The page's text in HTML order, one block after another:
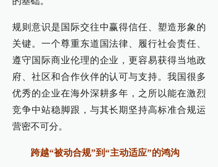
规则意识是国际交往中赢得信任、塑造形象的
关键。一个尊重东道国法律、履行社会责任、
遵守国际商业伦理的企业，更容易获得当地政
府、社区和合作伙伴的认可与支持。我国很多
优秀的企业在海外深耕多年，之所以能在激烈
竞争中站稳脚跟，与其长期坚持高标准合规运
营密不可分。
跨越“被动合规”到“主动适应”的鸿沟